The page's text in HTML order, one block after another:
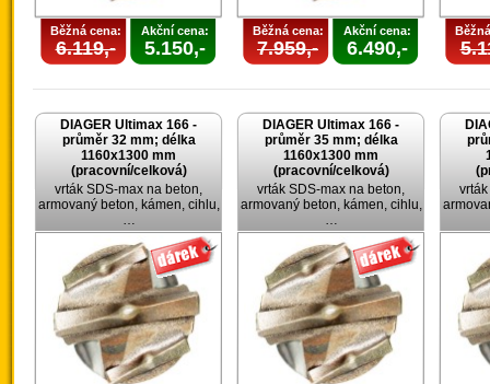
Běžná cena:
6.119,-
Akční cena:
5.150,-
Běžná cena:
7.959,-
Akční cena:
6.490,-
DIAGER Ultimax 166 -
průměr 32 mm; délka
1160x1300 mm
(pracovní/celková)
vrták SDS-max na beton,
armovaný beton, kámen, cihlu,
…
DIAGER Ultimax 166 -
průměr 35 mm; délka
1160x1300 mm
(pracovní/celková)
vrták SDS-max na beton,
armovaný beton, kámen, cihlu,
…